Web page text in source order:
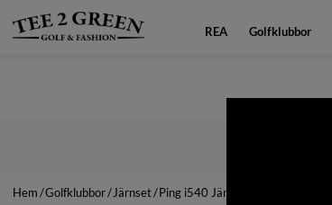
REA Golfklubbor
Hem Golfklubbor Järnset Ping i540 Järnset Grafit Custom